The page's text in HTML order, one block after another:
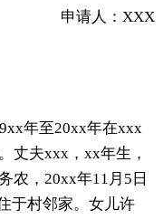
申请人：XXX
年至20xx年在xxx
丈夫xxx，xx年生，
农，20xx年11月5日
于村邻家。女儿许